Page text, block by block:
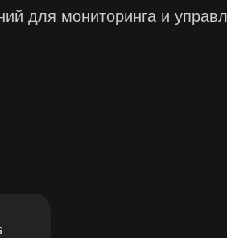
для мониторинга и